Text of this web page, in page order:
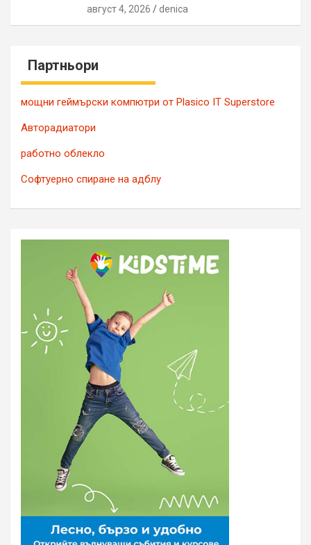
август 4, 2026 denica
Партньори
мощни геймърски компютри от Plasico IT Superstore
Авторадиатори
работно облекло
Софтуерно спиране на адблу